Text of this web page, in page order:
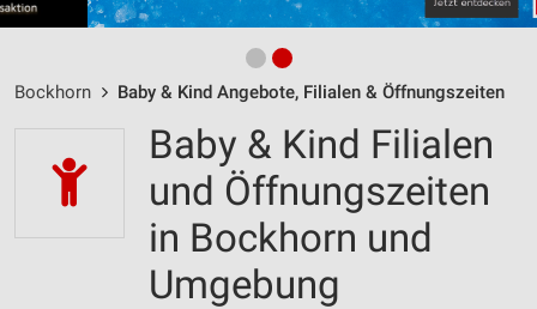
Bockhorn Baby & Kind Angebote, Filialen & Öffnungszeiten
Baby & Kind Filialen
und Öffnungszeiten
in Bockhorn und
Umgebung